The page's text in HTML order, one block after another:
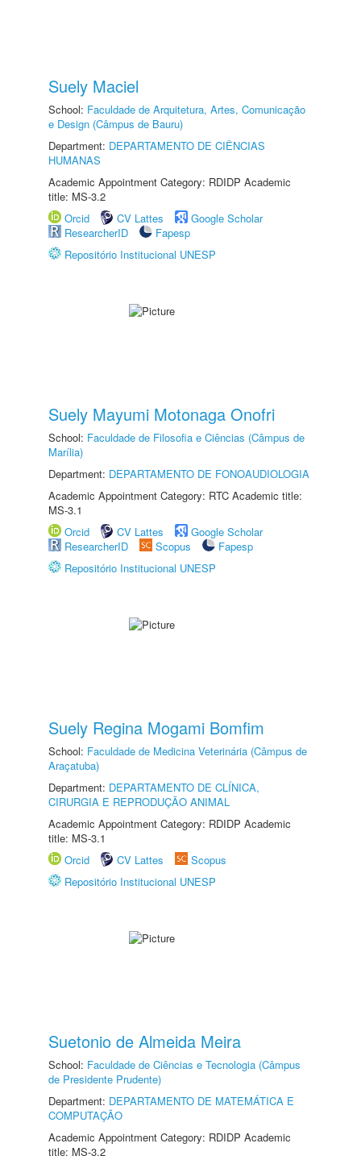
Suely Maciel
School: Faculdade de Arquitetura, Artes, Comunicação
e Design (Câmpus de Bauru)
Department: DEPARTAMENTO DE CIÊNCIAS
HUMANAS
Academic Appointment Category: RDIDP Academic
title: MS-3.2
Orcid
CV Lattes
Google Scholar
ResearcherID
Fapesp
Repositório Institucional UNESP
Suely Mayumi Motonaga Onofri
School: Faculdade de Filosofia e Ciências (Câmpus de
Marília)
Department: DEPARTAMENTO DE FONOAUDIOLOGIA
Academic Appointment Category: RTC Academic title:
MS-3.1
Orcid
CV Lattes
Google Scholar
ResearcherID
Scopus
Fapesp
Repositório Institucional UNESP
Suely Regina Mogami Bomfim
School: Faculdade de Medicina Veterinária (Câmpus de
Araçatuba)
Department: DEPARTAMENTO DE CLÍNICA,
CIRURGIA E REPRODUÇÃO ANIMAL
Academic Appointment Category: RDIDP Academic
title: MS-3.1
Orcid
CV Lattes
Scopus
Repositório Institucional UNESP
Suetonio de Almeida Meira
School: Faculdade de Ciências e Tecnologia (Câmpus
de Presidente Prudente)
Department: DEPARTAMENTO DE MATEMÁTICA E
COMPUTAÇÃO
Academic Appointment Category: RDIDP Academic
title: MS-3.2